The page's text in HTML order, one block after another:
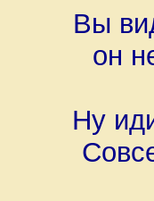
Вы
он
Ну